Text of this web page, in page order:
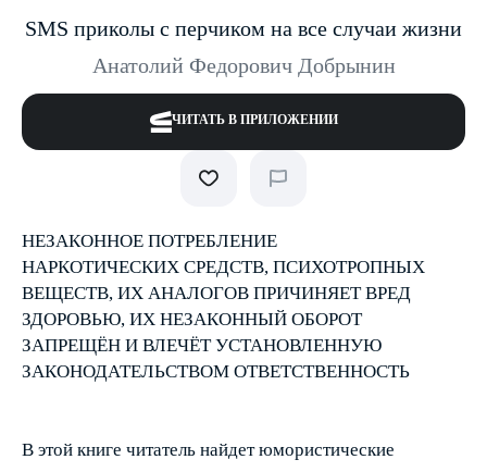
SMS приколы с перчиком на все случаи жизни
Анатолий Федорович Добрынин
ЧИТАТЬ В ПРИЛОЖЕНИИ
НЕЗАКОННОЕ ПОТРЕБЛЕНИЕ
НАРКОТИЧЕСКИХ СРЕДСТВ, ПСИХОТРОПНЫХ
ВЕЩЕСТВ, ИХ АНАЛОГОВ ПРИЧИНЯЕТ ВРЕД
ЗДОРОВЬЮ, ИХ НЕЗАКОННЫЙ ОБОРОТ
ЗАПРЕЩЁН И ВЛЕЧЁТ УСТАНОВЛЕННУЮ
ЗАКОНОДАТЕЛЬСТВОМ ОТВЕТСТВЕННОСТЬ
В этой книге читатель найдет юмористические